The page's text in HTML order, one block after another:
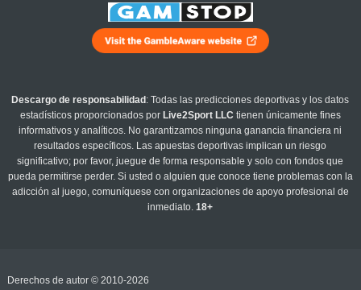
Descargo de responsabilidad : Todas las predicciones deportivas y los datos
estadísticos proporcionados por Live2Sport LLC tienen únicamente fines
informativos y analíticos. No garantizamos ninguna ganancia financiera ni
resultados específicos. Las apuestas deportivas implican un riesgo
significativo; por favor, juegue de forma responsable y solo con fondos que
pueda permitirse perder. Si usted o alguien que conoce tiene problemas con la
adicción al juego, comuníquese con organizaciones de apoyo profesional de
inmediato.18+
Derechos de autor © 2010-2026